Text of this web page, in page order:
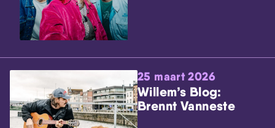
25 maart 2026
Willem’s Blog:
Brennt Vanneste